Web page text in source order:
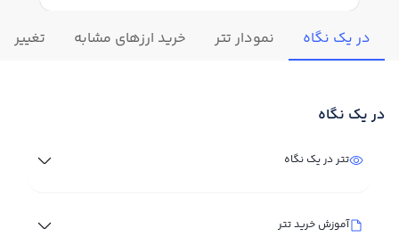
در یک نگاه نمودار تتر خرید ارزهای مشابه
در یک نگاه
تتر در یک نگاه
آموزش خرید تتر